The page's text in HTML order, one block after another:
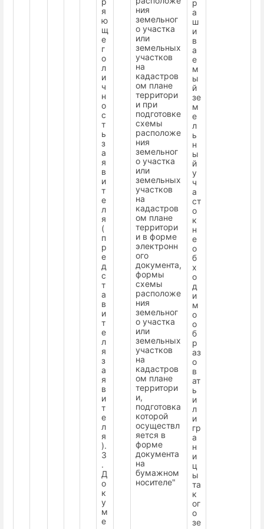
я
ю
щ
е
г
о
л
и
ч
н
о
с
т
ь
з
а
я
в
и
т
е
л
я
(
п
р
е
д
с
т
а
в
и
т
е
л
я
з
а
я
в
и
т
е
л
я
).
3
.
Д
о
к
у
м
е
ния
земельног
о участка
или
земельных
участков
на
кадастров
ом плане
территори
и при
подготовке
схемы
расположе
ния
земельног
о участка
или
земельных
участков
на
кадастров
ом плане
территори
и в форме
электронн
ого
документа,
формы
схемы
расположе
ния
земельног
о участка
или
земельных
участков
на
кадастров
ом плане
территори
и,
подготовка
которой
осуществл
яется в
форме
документа
на
бумажном
носителе"
р
а
ш
и
в
а
е
м
ы
й
зе
м
е
л
ь
н
ы
й
у
ч
а
ст
о
к
н
е
о
б
х
о
д
и
м
о
о
б
р
аз
о
в
ат
ь
и
л
и
гр
а
н
и
ц
ы
та
к
ог
о
зе